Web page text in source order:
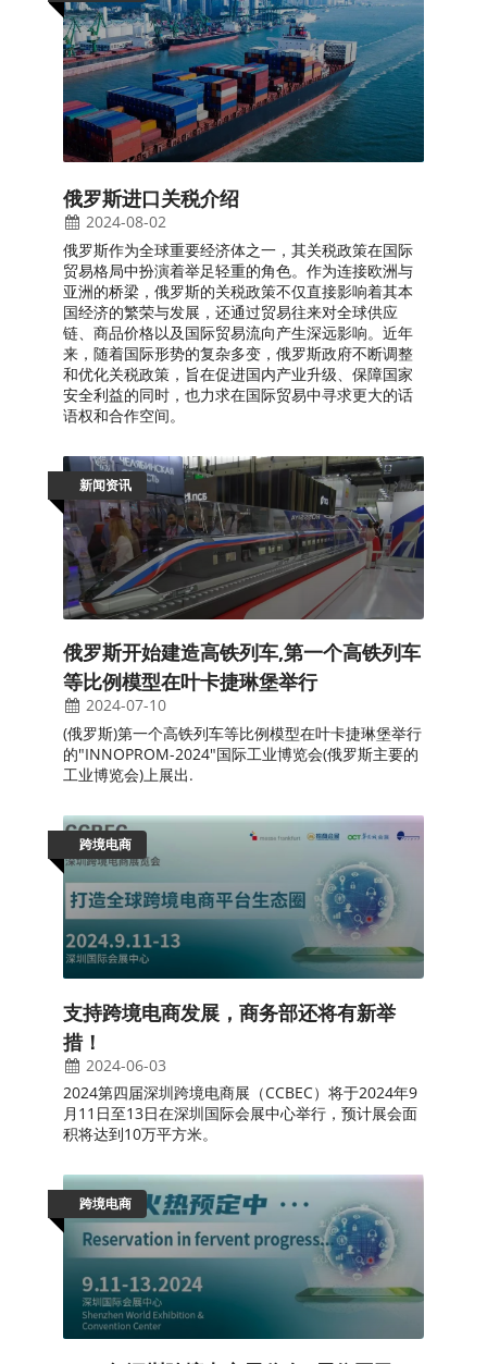
俄罗斯进口关税介绍
2024-08-02
俄罗斯作为全球重要经济体之一，其关税政策在国际
贸易格局中扮演着举足轻重的角色。作为连接欧洲与
亚洲的桥梁，俄罗斯的关税政策不仅直接影响着其本
国经济的繁荣与发展，还通过贸易往来对全球供应
链、商品价格以及国际贸易流向产生深远影响。近年
来，随着国际形势的复杂多变，俄罗斯政府不断调整
和优化关税政策，旨在促进国内产业升级、保障国家
安全利益的同时，也力求在国际贸易中寻求更大的话
语权和合作空间。
新闻资讯
俄罗斯开始建造高铁列车,第一个高铁列车
等比例模型在叶卡捷琳堡举行
2024-07-10
(俄罗斯)第一个高铁列车等比例模型在叶卡捷琳堡举行
的"INNOPROM-2024"国际工业博览会(俄罗斯主要的
工业博览会)上展出.
跨境电商
支持跨境电商发展，商务部还将有新举
措！
2024-06-03
2024第四届深圳跨境电商展（CCBEC）将于2024年9
月11日至13日在深圳国际会展中心举行，预计展会面
积将达到10万平方米。
跨境电商